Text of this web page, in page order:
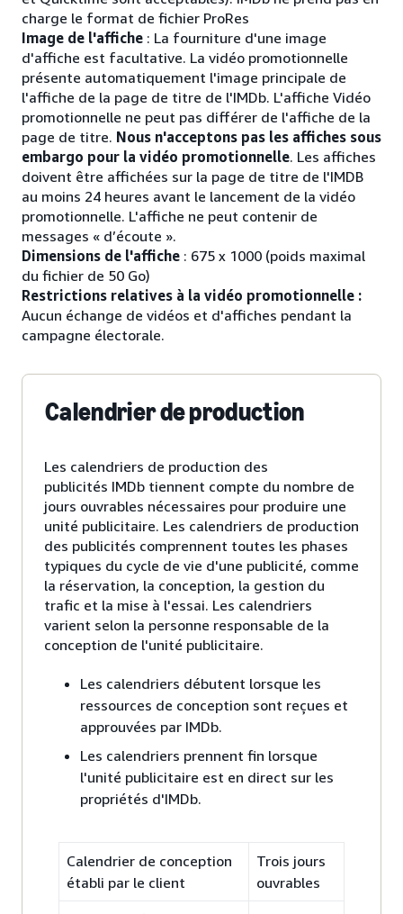
charge le format de fichier ProRes
Image de l'affiche : La fourniture d'une image
d'affiche est facultative. La vidéo promotionnelle
présente automatiquement l'image principale de
l'affiche de la page de titre de l'IMDb. L'affiche Vidéo
promotionnelle ne peut pas différer de l'affiche de la
page de titre. Nous n'acceptons pas les affiches sous
embargo pour la vidéo promotionnelle. Les affiches
doivent être affichées sur la page de titre de l'IMDB
au moins 24 heures avant le lancement de la vidéo
promotionnelle. L'affiche ne peut contenir de
messages « d’écoute ».
Dimensions de l'affiche : 675 x 1000 (poids maximal
du fichier de 50 Go)
Restrictions relatives à la vidéo promotionnelle :
Aucun échange de vidéos et d'affiches pendant la
campagne électorale.
Calendrier de production
Les calendriers de production des
publicités IMDb tiennent compte du nombre de
jours ouvrables nécessaires pour produire une
unité publicitaire. Les calendriers de production
des publicités comprennent toutes les phases
typiques du cycle de vie d'une publicité, comme
la réservation, la conception, la gestion du
trafic et la mise à l'essai. Les calendriers
varient selon la personne responsable de la
conception de l'unité publicitaire.
Les calendriers débutent lorsque les
ressources de conception sont reçues et
approuvées par IMDb.
Les calendriers prennent fin lorsque
l'unité publicitaire est en direct sur les
propriétés d'IMDb.
Calendrier de conception
établi par le client
Trois jours
ouvrables